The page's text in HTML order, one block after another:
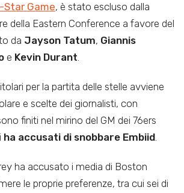
Game, è stato escluso dalla
della Eastern Conference a favore del
da Jayson Tatum, Giannis
e Kevin Durant.
per la partita delle stelle avviene
e scelte dei giornalisti, con
finiti nel mirino del GM dei 76ers
ha accusati di snobbare Embiid.
ha accusato i media di Boston
le proprie preferenze, tra cui sei di